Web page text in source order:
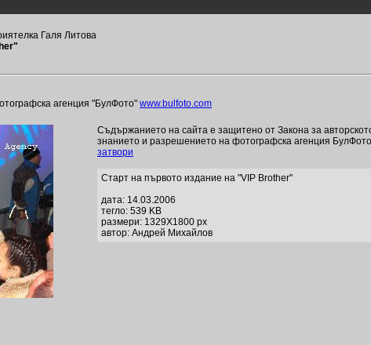
Галя Литова
агенция "БулФото" www.bulfoto.com
Съдържанието на сайта е защитено от Закона за
знанието и разрешението на фотографска агенция
затвори
Старт на първото издание на "VIP Brother"
дата: 14.03.2006
тегло: 539 KB
размери: 1329X1800 px
автор: Андрей Михайлов